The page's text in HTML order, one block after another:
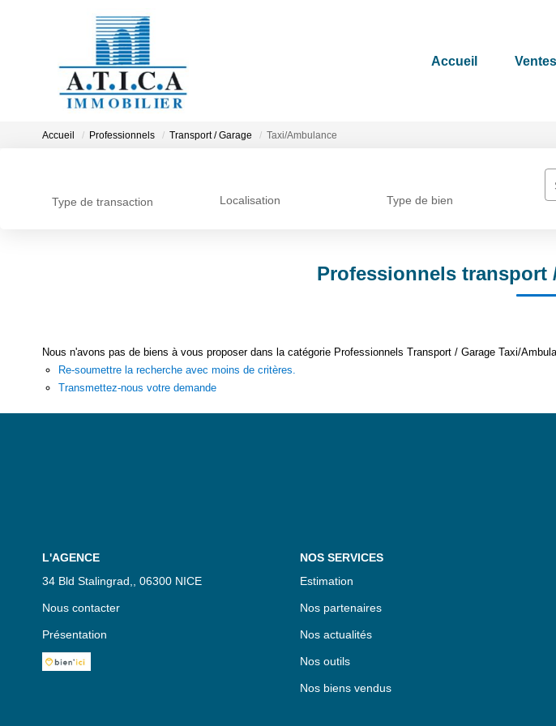
Accueil Ventes
Accueil Professionnels Transport / Garage Taxi/Ambulance
Type de transaction Localisation Type de bien
Professionnels transport
Nous n'avons pas de biens à vous proposer dans la catégorie Professionnels Transport / Garage Taxi/
Re-soumettre la recherche avec moins de critères.
Transmettez-nous votre demande
L'AGENCE
34 Bld Stalingrad,, 06300 NICE
Nous contacter
Présentation
NOS SERVICES
Estimation
Nos partenaires
Nos actualités
Nos outils
Nos biens vendus